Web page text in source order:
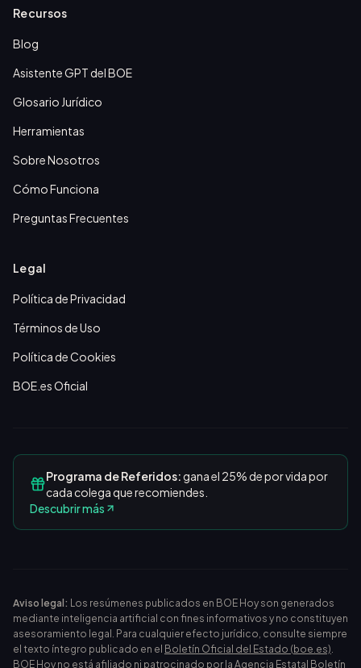
Recursos
Blog
Asistente GPT del BOE
Glosario Jurídico
Herramientas
Sobre Nosotros
Cómo Funciona
Preguntas Frecuentes
Legal
Política de Privacidad
Términos de Uso
Política de Cookies
BOE.es Oficial
Programa de Referidos:gana el 25% de por vida por
cada colega que recomiendes.
Descubrir más
Aviso legal: Los resúmenes publicados en BOE Hoy son generados
mediante inteligencia artificial con fines informativos y no constituyen
asesoramiento legal. Para cualquier efecto jurídico, consulte siempre
el texto íntegro publicado en el Boletín Oficial del Estado (boe.es).
BOE Hoy no está afiliado ni patrocinado por la Agencia Estatal Boletín